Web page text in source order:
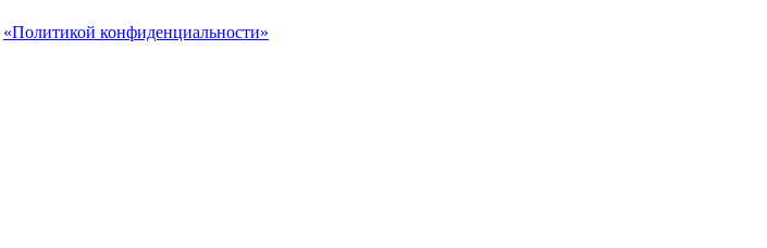
«Политикой конфиденциальности»